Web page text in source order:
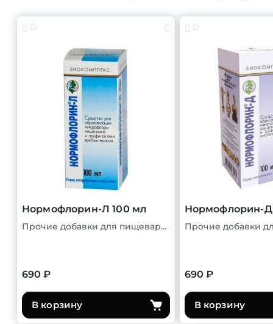
0
Нормофлорин-Л 100 мл
Прочие добавки для пищеварительной системы
690 ₽
В корзину
0
Нормофлорин-Д
690 ₽
В корзину